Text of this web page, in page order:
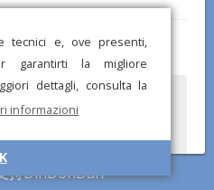
tecnici e, ove presenti,
garantirti la migliore
dettagli, consulta la
informazioni
持DinDonDan